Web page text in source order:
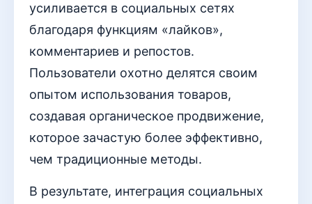
усиливается в социальных сетях
благодаря функциям «лайков»,
комментариев и репостов.
Пользователи охотно делятся своим
опытом использования товаров,
создавая органическое продвижение,
которое зачастую более эффективно,
чем традиционные методы.
В результате, интеграция социальных